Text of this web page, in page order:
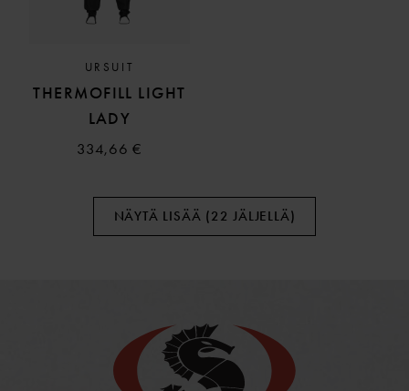
URSUIT
THERMOFILL LIGHT
LADY
334,66 €
NÄYTÄ LISÄÄ (22 JÄLJELLÄ)